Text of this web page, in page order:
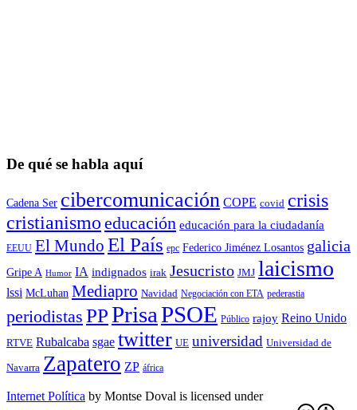
De qué se habla aquí
Cadena Ser cibercomunicación COPE covid crisis
cristianismo educación educación para la ciudadaní­a
EEUU El Mundo El País epc Federico Jiménez Losantos galicia
Gripe A Humor IA indignados irak Jesucristo JMJ laicismo
lssi McLuhan Mediapro Navidad Negociación con ETA pederastia
periodistas PPPrisaPSOE Público rajoy Reino Unido
RTVE Rubalcaba sgae twitter UE universidad Universidad de
Navarra Zapatero ZP áfrica
Internet Política by Montse Doval is licensed under